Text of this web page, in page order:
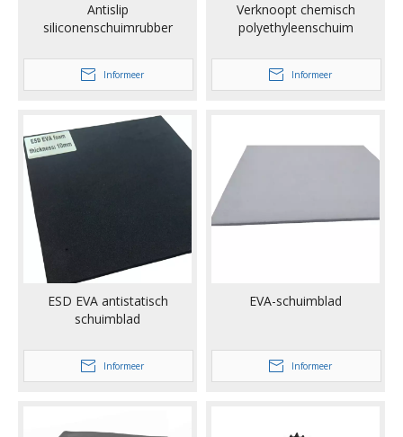
Antislip
siliconenschuimrubber
Informeer
Verknoopt chemisch
polyethyleenschuim
Informeer
ESD EVA antistatisch
schuimblad
Informeer
EVA-schuimblad
Informeer